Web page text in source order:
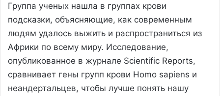
Группа ученых нашла в группах крови
подсказки, объясняющие, как современным
людям удалось выжить и распространиться из
Африки по всему миру. Исследование,
опубликованное в журнале Scientific Reports,
сравнивает гены групп крови Homo sapiens и
неандертальцев, чтобы лучше понять нашу